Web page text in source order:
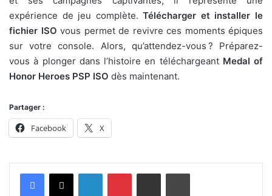
expérience de jeu complète.Télécharger et installer le
fichier ISO vous permet de revivre ces moments épiques
sur votre console. Alors, qu’attendez-vous ? Préparez-
vous à plonger dans l’histoire en téléchargeant Medal of
Honor Heroes PSP ISO dès maintenant.
Partager :
Facebook X
LinkedinPinterestPartager par email Imprimer